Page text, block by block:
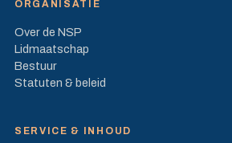
ORGANISATIE
Over de NSP
Lidmaatschap
Bestuur
Statuten & beleid
SERVICE & INHOUD